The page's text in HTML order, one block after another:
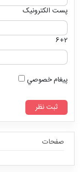
پست الکترونیک
6+2
پيغام خصوصي
صفحات